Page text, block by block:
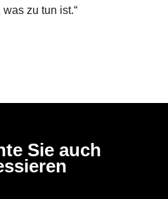
zu tun ist.“
Sie auch